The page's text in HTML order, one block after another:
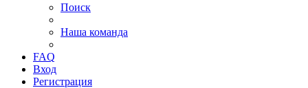
Поиск
Наша команда
FAQ
Вход
Регистрация